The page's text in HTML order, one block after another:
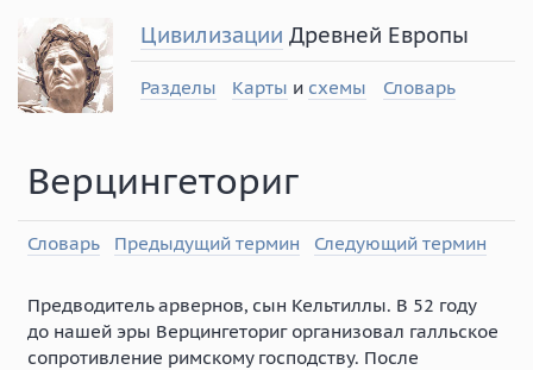
Цивилизации Древней Европы
Разделы Карты и схемы Словарь
Верцингеториг
Словарь Предыдущий термин Следующий термин
Предводитель арвернов, сын Кельтиллы. В 52 году
до нашей эры Верцингеториг организовал галльское
сопротивление римскому господству. После